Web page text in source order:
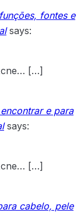
fontes e
says:
[…]
e para
says:
[…]
cabelo, pele